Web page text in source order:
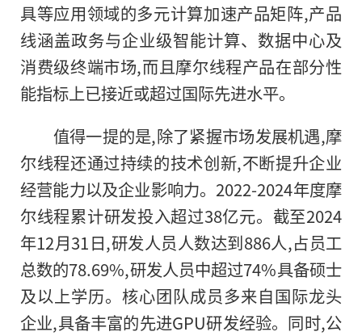
具等应用领域的多元计算加速产品矩阵,产品
线涵盖政务与企业级智能计算、数据中心及
消费级终端市场,而且摩尔线程产品在部分性
能指标上已接近或超过国际先进水平。
值得一提的是,除了紧握市场发展机遇,摩
尔线程还通过持续的技术创新,不断提升企业
经营能力以及企业影响力。2022-2024年度摩
尔线程累计研发投入超过38亿元。截至2024
年12月31日,研发人员人数达到886人,占员工
总数的78.69%,研发人员中超过74%具备硕士
及以上学历。核心团队成员多来自国际龙头
企业,具备丰富的先进GPU研发经验。同时,公